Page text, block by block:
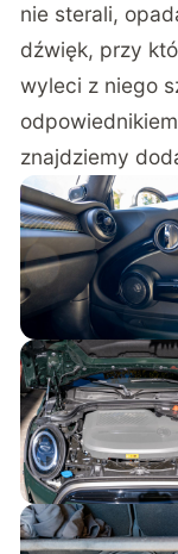
nie sterali,
dźwięk, przy
wyleci z niego
znajdziemy